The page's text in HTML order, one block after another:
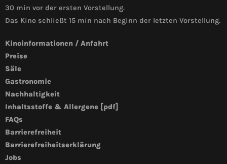
30 min vor der ersten Vorstellung.
Das Kino schließt 15 min nach Beginn der letzten Vorstellung.
Kinoinformationen / Anfahrt
Preise
Säle
Gastronomie
Nachhaltigkeit
Inhaltsstoffe & Allergene [pdf]
FAQs
Barrierefreiheit
Barrierefreiheitserklärung
Jobs